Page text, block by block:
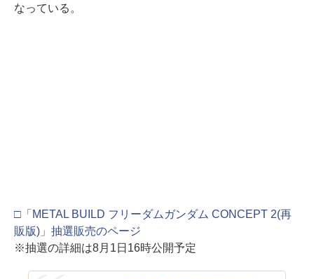
なっている。
□「METAL BUILD フリーダムガンダム CONCEPT 2(再
販版)」抽選販売のページ
※抽選の詳細は8月1日16時公開予定